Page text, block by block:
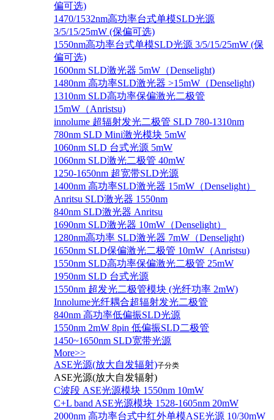
偏可选)
1470/1532nm高功率台式单模SLD光源
3/5/15/25mW (保偏可选)
1550nm高功率台式单模SLD光源 3/5/15/25mW (保
偏可选)
1600nm SLD激光器 5mW（Denselight)
1480nm 高功率SLD激光器 >15mW（Denselight)
1310nm SLD高功率保偏激光二极管
15mW（Anristsu)
innolume 超辐射发光二极管 SLD 780-1310nm
780nm SLD Mini激光模块 5mW
1060nm SLD 台式光源 5mW
1060nm SLD激光二极管 40mW
1250-1650nm 超宽带SLD光源
1400nm 高功率SLD激光器 15mW（Denselight）
Anritsu SLD激光器 1550nm
840nm SLD激光器 Anritsu
1690nm SLD激光器 10mW（Denselight）
1280nm高功率 SLD激光器 7mW（Denselight)
1650nm SLD保偏激光二极管 10mW（Anristsu)
1550nm SLD高功率保偏激光二极管 25mW
1950nm SLD 台式光源
1550nm 超发光二极管模块 (光纤功率 2mW)
Innolume光纤耦合超辐射发光二极管
840nm 高功率低偏振SLD光源
1550nm 2mW 8pin 低偏振SLD二极管
1450~1650nm SLD宽带光源
More>>
ASE光源(放大自发辐射)子分类
ASE光源(放大自发辐射)
C波段 ASE光源模块 1550nm 10mW
C+L band ASE光源模块 1528-1605nm 20mW
2000nm 高功率台式中红外单模ASE光源 10/30mW